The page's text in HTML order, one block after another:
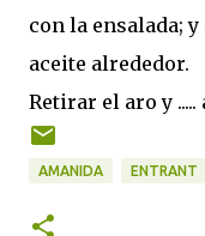
con la ensalada;
aceite alrededor.
Retirar el aro y
AMANIDA ENTRANT